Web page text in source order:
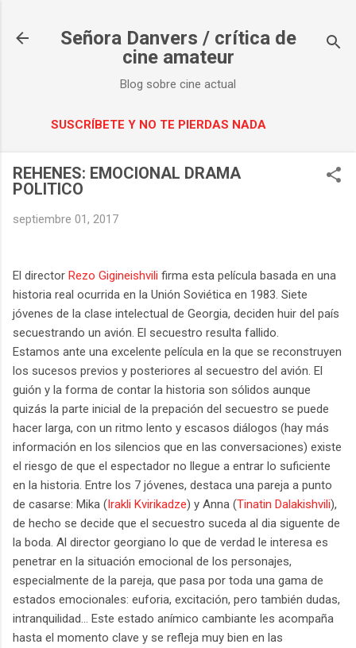
Señora Danvers / crítica de
cine amateur
Blog sobre cine actual
SUSCRÍBETE Y NO TE PIERDAS NADA
REHENES: EMOCIONAL DRAMA
POLITICO
septiembre 01, 2017
El director Rezo Gigineishvili firma esta película basada en una
historia real ocurrida en la Unión Soviética en 1983. Siete
jóvenes de la clase intelectual de Georgia, deciden huir del país
secuestrando un avión. El secuestro resulta fallido.
Estamos ante una excelente película en la que se reconstruyen
los sucesos previos y posteriores al secuestro del avión. El
guión y la forma de contar la historia son sólidos aunque
quizás la parte inicial de la prepación del secuestro se puede
hacer larga, con un ritmo lento y escasos diálogos (hay más
información en los silencios que en las conversaciones) existe
el riesgo de que el espectador no llegue a entrar lo suficiente
en la historia. Entre los 7 jóvenes, destaca una pareja a punto
de casarse: Mika (Irakli Kvirikadze) y Anna (Tinatin Dalakishvili),
de hecho se decide que el secuestro suceda al dia siguente de
la boda. Al director georgiano lo que de verdad le interesa es
penetrar en la situación emocional de los personajes,
especialmente de la pareja, que pasa por toda una gama de
estados emocionales: euforia, excitación, pero también dudas,
intranquilidad... Este estado anímico cambiante les acompaña
hasta el momento clave y se refleja muy bien en las